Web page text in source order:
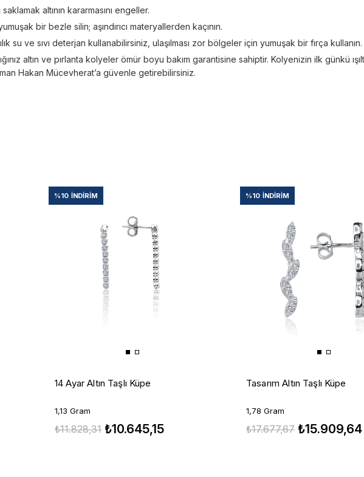
altının kararmasını engeller.
bir bezle silin; aşındırıcı materyallerden kaçının.
ılık su ve sıvı deterjan kullanabilirsiniz, ulaşılması zor bölgeler için yumuşak bir fırça kullanın.
altın ve pırlanta kolyeler ömür boyu bakım garantisine sahiptir. Kolyenizin ilk günkü
Hakan Mücevherat’a güvenle getirebilirsiniz.
14 Ayar Altın Taşlı Küpe
1,13 Gram
₺10.645,15
₺11.828,31
%10 İNDIRIM
Tasarım Altın Taşlı Küpe
1,78 Gram
₺15.909,64
₺17.677,67
%10 İNDIRIM